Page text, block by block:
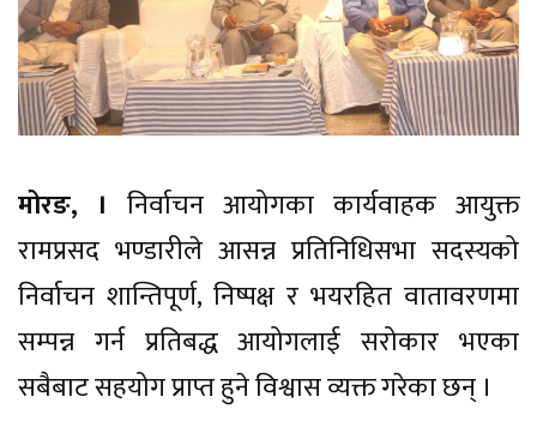
मोरङ, । निर्वाचन आयोगका कार्यवाहक आयुक्त
रामप्रसद भण्डारीले आसन्न प्रतिनिधिसभा सदस्यको
निर्वाचन शान्तिपूर्ण, निष्पक्ष र भयरहित वातावरणमा
सम्पन्न गर्न प्रतिबद्ध आयोगलाई सरोकार भएका
सबैबाट सहयोग प्राप्त हुने विश्वास व्यक्त गरेका छन् ।